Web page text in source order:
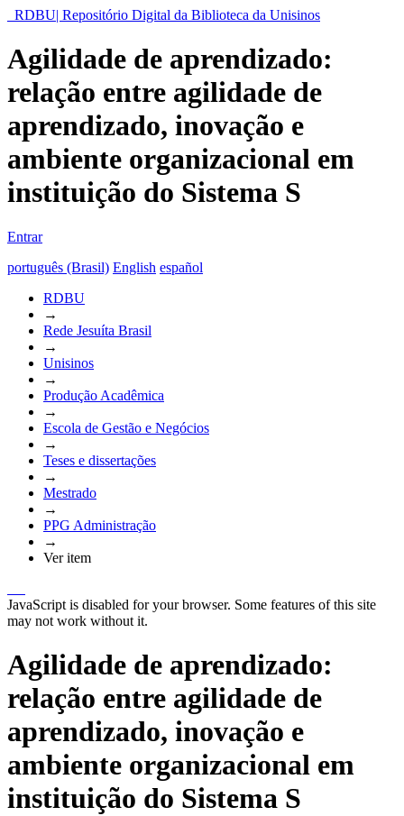
RDBU| Repositório Digital da Biblioteca da Unisinos
Agilidade de aprendizado:
relação entre agilidade de
aprendizado, inovação e
ambiente organizacional em
instituição do Sistema S
Entrar
português (Brasil) English español
RDBU
→
Rede Jesuíta Brasil
→
Unisinos
→
Produção Acadêmica
→
Escola de Gestão e Negócios
→
Teses e dissertações
→
Mestrado
→
PPG Administração
→
Ver item
JavaScript is disabled for your browser. Some features of this site
may not work without it.
Agilidade de aprendizado:
relação entre agilidade de
aprendizado, inovação e
ambiente organizacional em
instituição do Sistema S